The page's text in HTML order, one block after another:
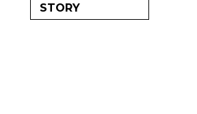
STORY